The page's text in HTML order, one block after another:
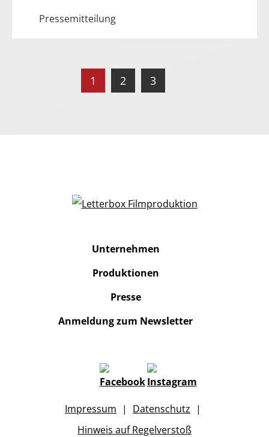
Pressemitteilung
1 2 3
Unternehmen
Produktionen
Presse
Anmeldung zum Newsletter
Impressum
Datenschutz
Hinweis auf Regelverstoß